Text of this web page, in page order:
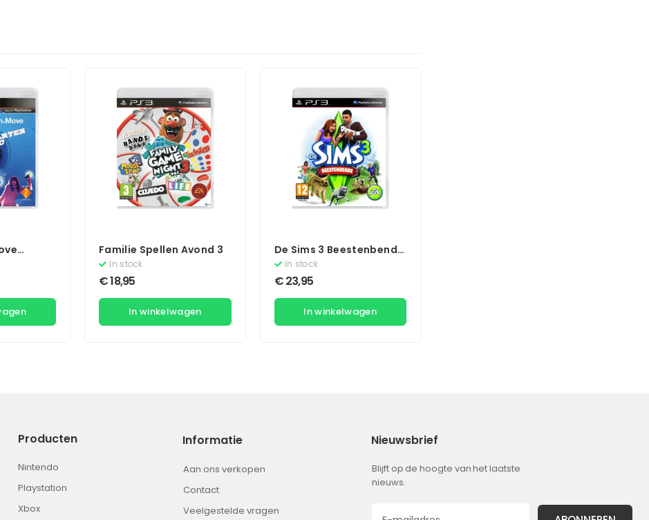
Familie Spellen Avond 3
In stock
€18,95
In winkelwagen
De Sims 3 Beestenbende
– Limited Edition
In stock
€23,95
In winkelwagen
Producten
Nintendo
Playstation
Xbox
Informatie
Aan ons verkopen
Contact
Veelgestelde vragen
Nieuwsbrief
Blijft op de hoogte van het laatste
nieuws.